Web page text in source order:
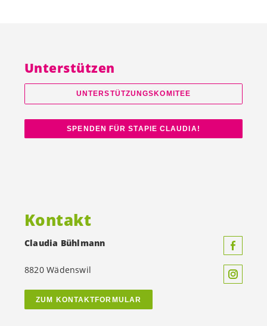
Unterstützen
UNTERSTÜTZUNGSKOMITEE
SPENDEN FÜR STAPIE CLAUDIA!
Kontakt
Claudia Bühlmann
8820 Wädenswil
ZUM KONTAKTFORMULAR